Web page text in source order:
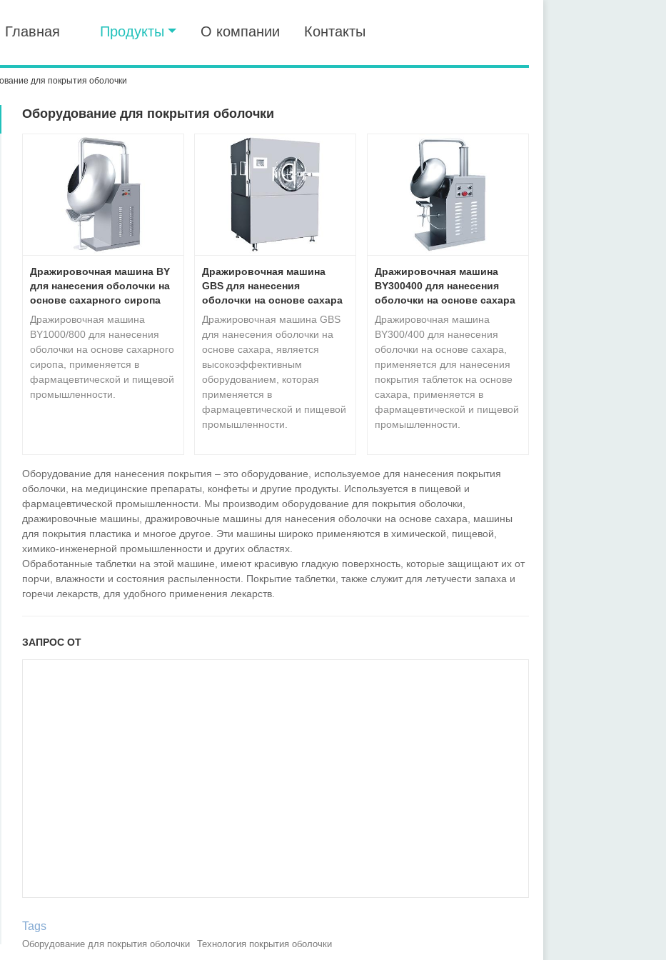
Главная Продукты О компании Контакты
для покрытия оболочки
Оборудование для покрытия оболочки
Дражировочная машина BY
для нанесения оболочки на
основе сахарного сиропа
Дражировочная машина
BY1000/800 для нанесения
оболочки на основе сахарного
сиропа, применяется в
фармацевтической и пищевой
промышленности.
Дражировочная машина
GBS для нанесения
оболочки на основе сахара
Дражировочная машина GBS
для нанесения оболочки на
основе сахара, является
высокоэффективным
оборудованием, которая
применяется в
фармацевтической и пищевой
промышленности.
Дражировочная машина
BY300400 для нанесения
оболочки на основе сахара
Дражировочная машина
BY300/400 для нанесения
оболочки на основе сахара,
применяется для нанесения
покрытия таблеток на основе
сахара, применяется в
фармацевтической и пищевой
промышленности.
Оборудование для нанесения покрытия – это оборудование, используемое для нанесения покрытия
оболочки, на медицинские препараты, конфеты и другие продукты. Используется в пищевой и
фармацевтической промышленности. Мы производим оборудование для покрытия оболочки,
дражировочные машины, дражировочные машины для нанесения оболочки на основе сахара, машины
для покрытия пластика и многое другое. Эти машины широко применяются в химической, пищевой,
химико-инженерной промышленности и других областях.
Обработанные таблетки на этой машине, имеют красивую гладкую поверхность, которые защищают их от
порчи, влажности и состояния распыленности. Покрытие таблетки, также служит для летучести запаха и
горечи лекарств, для удобного применения лекарств.
ЗАПРОС ОТ
Tags
Оборудование для покрытия оболочки Технология покрытия оболочки